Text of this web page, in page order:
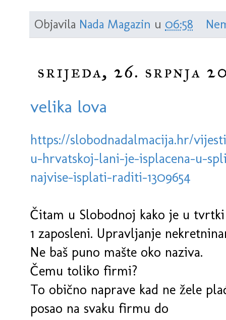
Objavila Nada Magazin u 06:58
srijeda, 26. srpnja
velika lova
https://slobodnadalmacija.hr/
u-hrvatskoj-lani-je-isplacena-u-
najvise-isplati-raditi-1309654
Čitam u Slobodnoj kako je u
1 zaposleni. Upravljanje
Ne baš puno mašte oko naziva.
Čemu toliko firmi?
To obično naprave kad ne žele
posao na svaku firmu do